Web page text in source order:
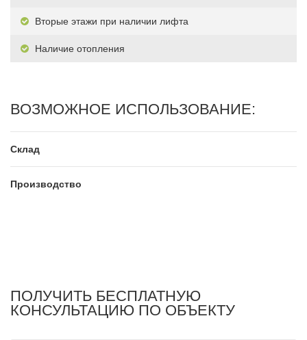
Вторые этажи при наличии лифта
Наличие отопления
ВОЗМОЖНОЕ ИСПОЛЬЗОВАНИЕ:
Склад
Производство
ПОЛУЧИТЬ БЕСПЛАТНУЮ
КОНСУЛЬТАЦИЮ ПО ОБЪЕКТУ